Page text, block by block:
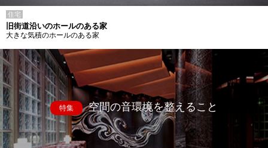
住宅
旧街道沿いのホールのある家
大きな気積のホールのある家
特集 空間の音環境を整えること